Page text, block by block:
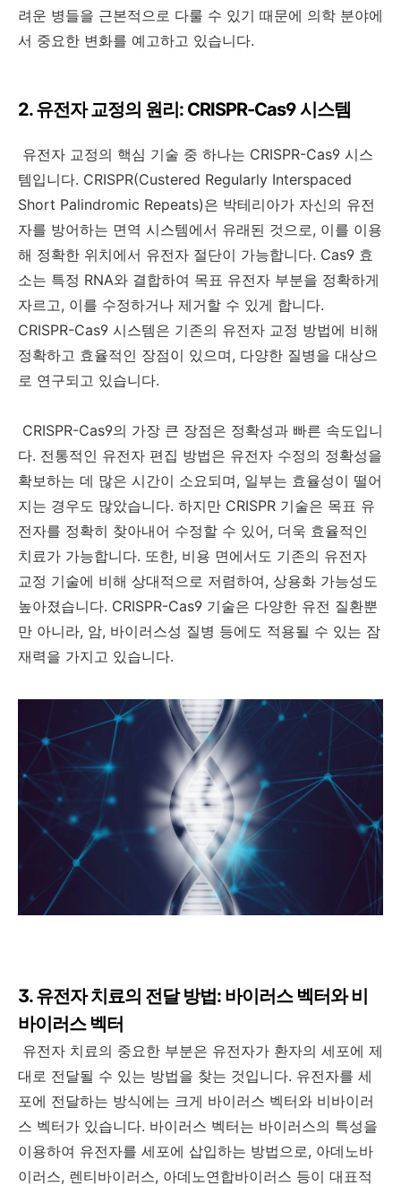
려운 병들을 근본적으로 다룰 수 있기 때문에 의학 분야에
서 중요한 변화를 예고하고 있습니다.
2. 유전자 교정의 원리: CRISPR-Cas9 시스템
유전자 교정의 핵심 기술 중 하나는 CRISPR-Cas9 시스
템입니다. CRISPR(Custered Regularly Interspaced
Short Palindromic Repeats)은 박테리아가 자신의 유전
자를 방어하는 면역 시스템에서 유래된 것으로, 이를 이용
해 정확한 위치에서 유전자 절단이 가능합니다. Cas9 효
소는 특정 RNA와 결합하여 목표 유전자 부분을 정확하게
자르고, 이를 수정하거나 제거할 수 있게 합니다.
CRISPR-Cas9 시스템은 기존의 유전자 교정 방법에 비해
정확하고 효율적인 장점이 있으며, 다양한 질병을 대상으
로 연구되고 있습니다.
CRISPR-Cas9의 가장 큰 장점은 정확성과 빠른 속도입니
다. 전통적인 유전자 편집 방법은 유전자 수정의 정확성을
확보하는 데 많은 시간이 소요되며, 일부는 효율성이 떨어
지는 경우도 많았습니다. 하지만 CRISPR 기술은 목표 유
전자를 정확히 찾아내어 수정할 수 있어, 더욱 효율적인
치료가 가능합니다. 또한, 비용 면에서도 기존의 유전자
교정 기술에 비해 상대적으로 저렴하여, 상용화 가능성도
높아졌습니다. CRISPR-Cas9 기술은 다양한 유전 질환뿐
만 아니라, 암, 바이러스성 질병 등에도 적용될 수 있는 잠
재력을 가지고 있습니다.
3. 유전자 치료의 전달 방법: 바이러스 벡터와 비
바이러스 벡터
유전자 치료의 중요한 부분은 유전자가 환자의 세포에 제
대로 전달될 수 있는 방법을 찾는 것입니다. 유전자를 세
포에 전달하는 방식에는 크게 바이러스 벡터와 비바이러
스 벡터가 있습니다. 바이러스 벡터는 바이러스의 특성을
이용하여 유전자를 세포에 삽입하는 방법으로, 아데노바
이러스, 렌티바이러스, 아데노연합바이러스 등이 대표적